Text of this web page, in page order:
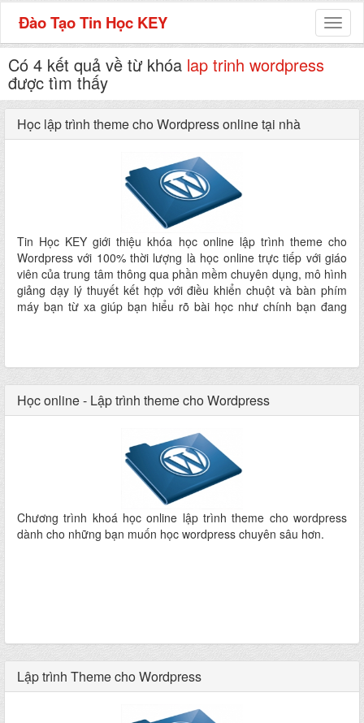
Đào Tạo Tin Học KEY
Có 4 kết quả về từ khóa lap trinh wordpress
được tìm thấy
Học lập trình theme cho Wordpress online tại nhà
Tin Học KEY giới thiệu khóa học online lập trình theme cho
Wordpress với 100% thời lượng là học online trực tiếp với giáo
viên của trung tâm thông qua phần mềm chuyên dụng, mô hình
giảng dạy lý thuyết kết hợp với điều khiển chuột và bàn phím
máy bạn từ xa giúp bạn hiểu rõ bài học như chính bạn đang
Học online - Lập trình theme cho Wordpress
Chương trình khoá học online lập trình theme cho wordpress
dành cho những bạn muốn học wordpress chuyên sâu hơn.
Lập trình Theme cho Wordpress